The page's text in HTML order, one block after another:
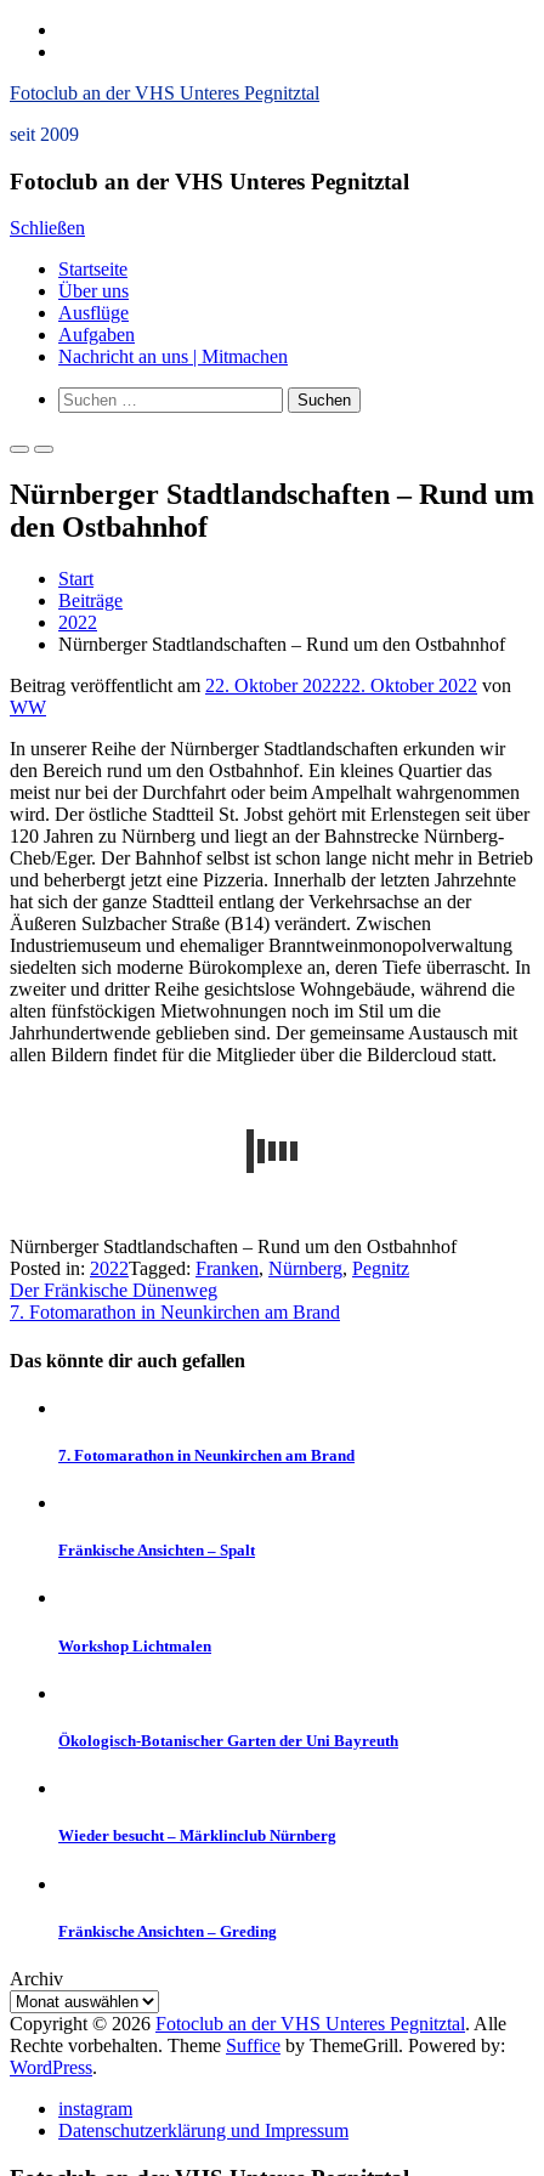
Zum
Inhalt
Impressum
Fotoclub an der VHS Unteres Pegnitztal
seit 2009
Fotoclub an der VHS Unteres Pegnitztal
Schließen
Startseite
Über uns
Ausflüge
Aufgaben
Nachricht an uns | Mitmachen
Such-
Formular
Suchen
nach:
Primäres
für
mobile
Geräte
Primäres
für
Nürnberger Stadtlandschaften – Rund um
den Ostbahnhof
Start
Beiträge
2022
Nürnberger Stadtlandschaften – Rund um den Ostbahnhof
Beitrag veröffentlicht am 22. Oktober 202222. Oktober 2022 von
WW
In unserer Reihe der Nürnberger Stadtlandschaften erkunden wir
den Bereich rund um den Ostbahnhof. Ein kleines Quartier das
meist nur bei der Durchfahrt oder beim Ampelhalt wahrgenommen
wird. Der östliche Stadtteil St. Jobst gehört mit Erlenstegen seit über
120 Jahren zu Nürnberg und liegt an der Bahnstrecke Nürnberg-
Cheb/Eger. Der Bahnhof selbst ist schon lange nicht mehr in Betrieb
und beherbergt jetzt eine Pizzeria. Innerhalb der letzten Jahrzehnte
hat sich der ganze Stadtteil entlang der Verkehrsachse an der
Äußeren Sulzbacher Straße (B14) verändert. Zwischen
Industriemuseum und ehemaliger Branntweinmonopolverwaltung
siedelten sich moderne Bürokomplexe an, deren Tiefe überrascht. In
zweiter und dritter Reihe gesichtslose Wohngebäude, während die
alten fünfstöckigen Mietwohnungen noch im Stil um die
Jahrhundertwende geblieben sind. Der gemeinsame Austausch mit
allen Bildern findet für die Mitglieder über die Bildercloud statt.
Nürnberger Stadtlandschaften – Rund um den Ostbahnhof
Posted in: 2022Tagged: Franken, Nürnberg, Pegnitz
Beitragsnavigation
Der Fränkische Dünenweg
7. Fotomarathon in Neunkirchen am Brand
Das könnte dir auch gefallen
7. Fotomarathon in Neunkirchen am Brand
Fränkische Ansichten – Spalt
Workshop Lichtmalen
Ökologisch-Botanischer Garten der Uni Bayreuth
Wieder besucht – Märklinclub Nürnberg
Fränkische Ansichten – Greding
Archiv
Copyright © 2026 Fotoclub an der VHS Unteres Pegnitztal. Alle
Rechte vorbehalten. Theme Suffice by ThemeGrill. Powered by:
WordPress.
instagram
Datenschutzerklärung und Impressum